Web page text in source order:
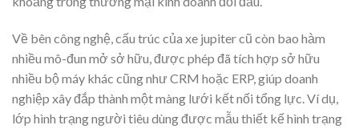
Về bên công nghệ, cấu trúc của xe jupiter cũ còn bao hàm
nhiều mô-đun mở sở hữu, được phép đã tích hợp sở hữu
nhiều bộ máy khác cũng như CRM hoặc ERP, giúp doanh
nghiệp xây đắp thành một màng lưới kết nối tổng lực. Ví dụ,
lớp hình trạng người tiêu dùng được mẫu thiết kế hình trạng